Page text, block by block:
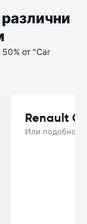
от "Car
Renault
Или подобно